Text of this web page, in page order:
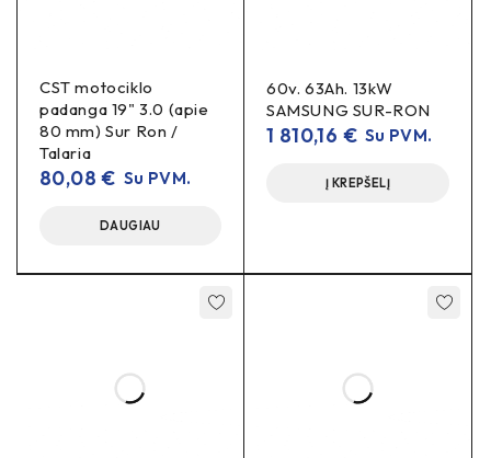
DUK
Ar tiks su neoriginalia ašimi?
Jei ašies/veržlės matmenys keisti – patikrinkite skersmenį
prieš pirkdami.
spalva/anodavimas, susisiekite dėl galimų variantų.
CST motociklo
padanga 19" 3.0 (apie
80 mm) Sur Ron /
Talaria
80,08€ Su PVM.
DAUGIAU
60v. 63Ah. 13kW
SAMSUNG SUR-RON
1 810,16 € Su PVM.
Į KREPŠELĮ